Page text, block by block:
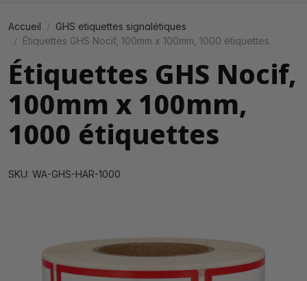
Accueil
GHS etiquettes signalétiques
Étiquettes GHS Nocif, 100mm x 100mm, 1000 étiquettes
Étiquettes GHS Nocif,
100mm x 100mm,
1000 étiquettes
SKU: WA-GHS-HAR-1000